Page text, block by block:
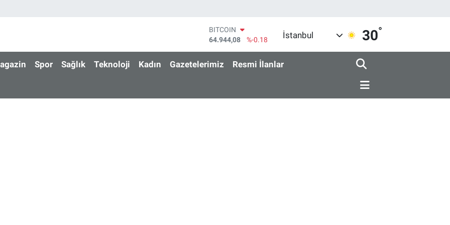
BITCOIN
64.944,08
%-0.18
47,7436
%0.18
EURO
64,4811
%0.38
İstanbul 30°
Spor Sağlık Teknoloji Kadın Gazetelerimiz Resmi İlanlar